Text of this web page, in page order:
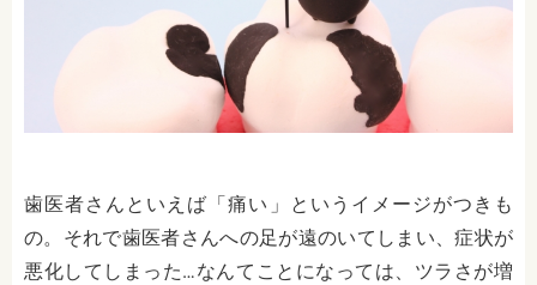
歯医者さんといえば「痛い」というイメージがつきも
の。それで歯医者さんへの足が遠のいてしまい、症状が
悪化してしまった…なんてことになっては、ツラさが増